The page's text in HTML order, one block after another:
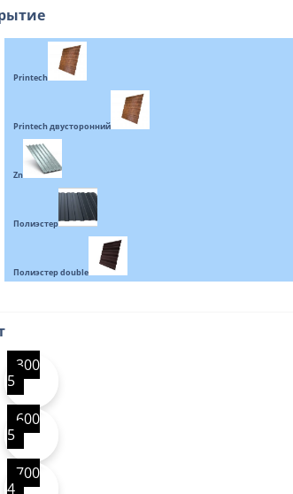
Printech
Printech двусторонний
Zn
Полиэстер
Полиэстер double
300
5
600
5
700
4